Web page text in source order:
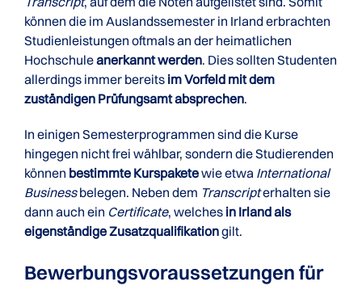
können die im Auslandssemester in Irland erbrachten
Studienleistungen oftmals an der heimatlichen
Hochschuleanerkannt werden. Dies sollten Studenten
allerdings immer bereits im Vorfeld mit dem
zuständigen Prüfungsamt absprechen.
In einigen Semesterprogrammen sind die Kurse
hingegen nicht frei wählbar, sondern die Studierenden
können bestimmte Kurspaketewie etwa International
Businessbelegen. Neben dem Transcripterhalten sie
dann auch ein Certificate, welches in Irland als
eigenständige Zusatzqualifikationgilt.
Bewerbungsvoraussetzungen für